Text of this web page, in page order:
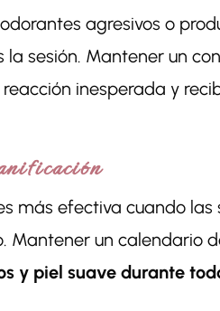
agresivos o
la sesión. Mantener un
inesperada y
más efectiva cuando
Mantener un calendario
y piel suave durante